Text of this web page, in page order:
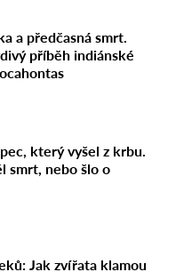
a předčasná smrt.
příběh indiánské
který vyšel z krbu.
smrt, nebo šlo o
Jak zvířata klamou